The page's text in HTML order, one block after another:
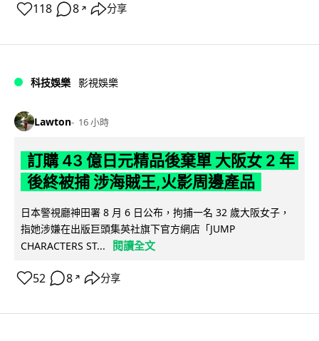
118 8 ↗ 分享
科技娛樂 影視娛樂
Lawton 16 小時
訂購 43 億日元精品後棄單 大阪女 2 年
後終被捕 涉海賊王,火影周邊產品
日本警視廳神田署 8 月 6 日公布，拘捕一名 32 歲大阪女子，
指她涉嫌在出版巨頭集英社旗下官方網店「JUMP
CHARACTERS ST...
閱讀全文
52 8 ↗ 分享